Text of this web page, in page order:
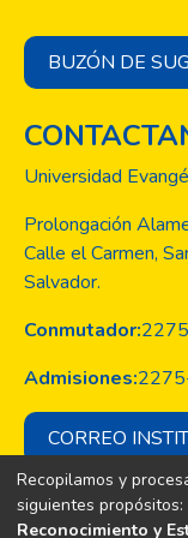
BUZÓN DE
Universidad
Prolongación
Calle el Carmen,
Salvador.
Conmutador:
Admisiones:
CORREO
Recopilamos y
siguientes propósitos:
Reconocimiento y